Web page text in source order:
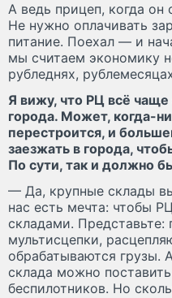
А ведь прицеп, когда он
Не нужно оплачивать
питание. Поехал — и
мы считаем экономику
рубледнях,
Я вижу, что РЦ всё
города. Может, когда-
перестроится, и
заезжать в города,
По сути, так и должно
— Да, крупные склады
нас есть мечта: чтобы
складами. Представьте:
мультисцепки,
обрабатываются грузы.
склада можно
беспилотников. Но